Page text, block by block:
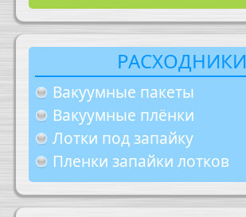
РАСХОДНИКИ
Вакуумные пакеты
Вакуумные плёнки
Лотки под запайку
Пленки запайки лотков